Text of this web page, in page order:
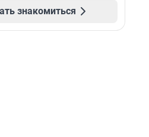
знакомиться